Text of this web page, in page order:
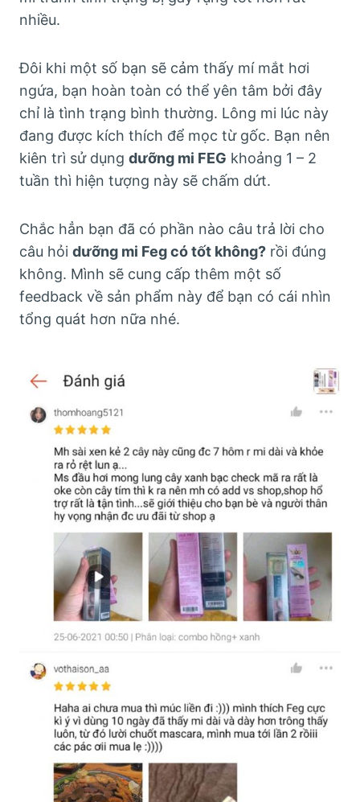
nhiều.
Đôi khi một số bạn sẽ cảm thấy mí mắt hơi
ngứa, bạn hoàn toàn có thể yên tâm bởi đây
chỉ là tình trạng bình thường. Lông mi lúc này
đang được kích thích để mọc từ gốc. Bạn nên
kiên trì sử dụng dưỡng mi FEG khoảng 1 – 2
tuần thì hiện tượng này sẽ chấm dứt.
Chắc hẳn bạn đã có phần nào câu trả lời cho
câu hỏi dưỡng mi Feg có tốt không? rồi đúng
không. Mình sẽ cung cấp thêm một số
feedback về sản phẩm này để bạn có cái nhìn
tổng quát hơn nữa nhé.